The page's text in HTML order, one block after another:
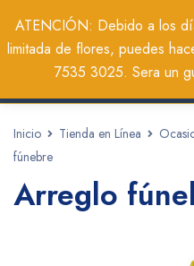
ATENCIÓN: Debido a los
limitada de flores, puedes
7535 3025. Sera un
Inicio Tienda en Línea
fúnebre
Arreglo